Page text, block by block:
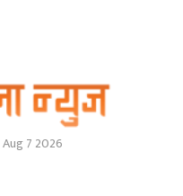
Aug 7 2026